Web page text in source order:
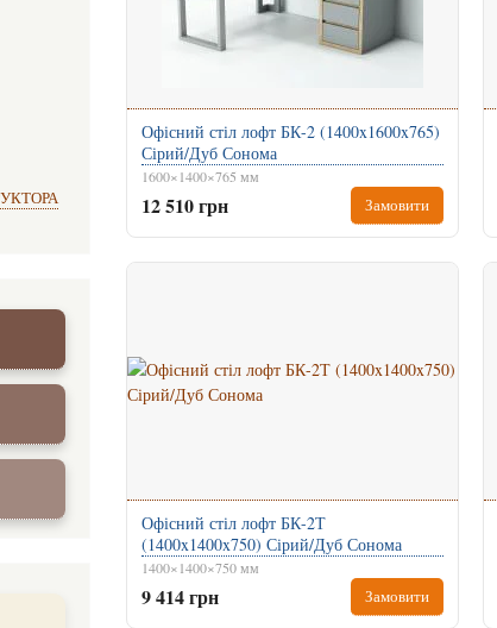
Офісний стіл лофт БК-2 (1400x1600x765)
Сірий/Дуб Сонома
1600×1400×765 мм
12 510 грн Замовити
Офісний стіл лофт БК-2Т
(1400x1400x750) Сірий/Дуб Сонома
1400×1400×750 мм
9 414 грн Замовити